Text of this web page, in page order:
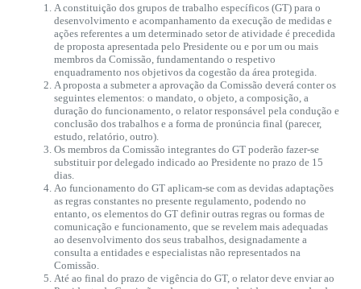
A constituição dos grupos de trabalho específicos (GT) para o
desenvolvimento e acompanhamento da execução de medidas e
ações referentes a um determinado setor de atividade é precedida
de proposta apresentada pelo Presidente ou e por um ou mais
membros da Comissão, fundamentando o respetivo
enquadramento nos objetivos da cogestão da área protegida.
A proposta a submeter a aprovação da Comissão deverá conter os
seguintes elementos: o mandato, o objeto, a composição, a
duração do funcionamento, o relator responsável pela condução e
conclusão dos trabalhos e a forma de pronúncia final (parecer,
estudo, relatório, outro).
Os membros da Comissão integrantes do GT poderão fazer-se
substituir por delegado indicado ao Presidente no prazo de 15
dias.
Ao funcionamento do GT aplicam-se com as devidas adaptações
as regras constantes no presente regulamento, podendo no
entanto, os elementos do GT definir outras regras ou formas de
comunicação e funcionamento, que se revelem mais adequadas
ao desenvolvimento dos seus trabalhos, designadamente a
consulta a entidades e especialistas não representados na
Comissão.
Até ao final do prazo de vigência do GT, o relator deve enviar ao